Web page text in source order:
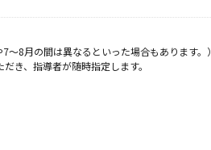
8月の間は異なるといった場合もあります。）
き、指導者が随時指定します。